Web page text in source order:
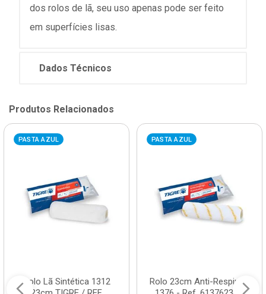
dos rolos de lã, seu uso apenas pode ser feito
em superfícies lisas.
Dados Técnicos
Produtos Relacionados
PASTA AZUL
Rolo Lã Sintética 1312
PASTA AZUL
Rolo 23cm Anti-Respingo